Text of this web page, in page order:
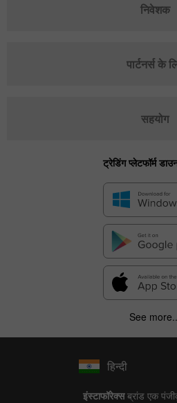
निवेशक
पार्टनर्स के
सहयोग
ट्रेडिंग प्लेटफॉर्म
See
हिन्दी
इंस्टाफॉरेक्सब्रांड एक